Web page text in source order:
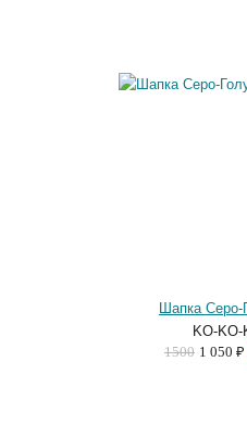
Шапка Серо-
KO-KO-
1500 1 050 ₽